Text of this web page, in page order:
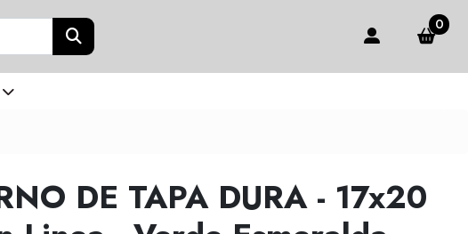
0
DE TAPA DURA - 17x20